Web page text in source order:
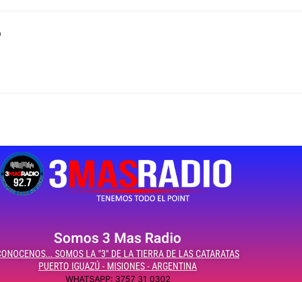
Somos 3 Mas Radio
SOMOS LA "3" DE LA TIERRA DE LAS CATARATAS
PUERTO IGUAZÚ - MISIONES - ARGENTINA
WHATSAPP: 3757 31 0302